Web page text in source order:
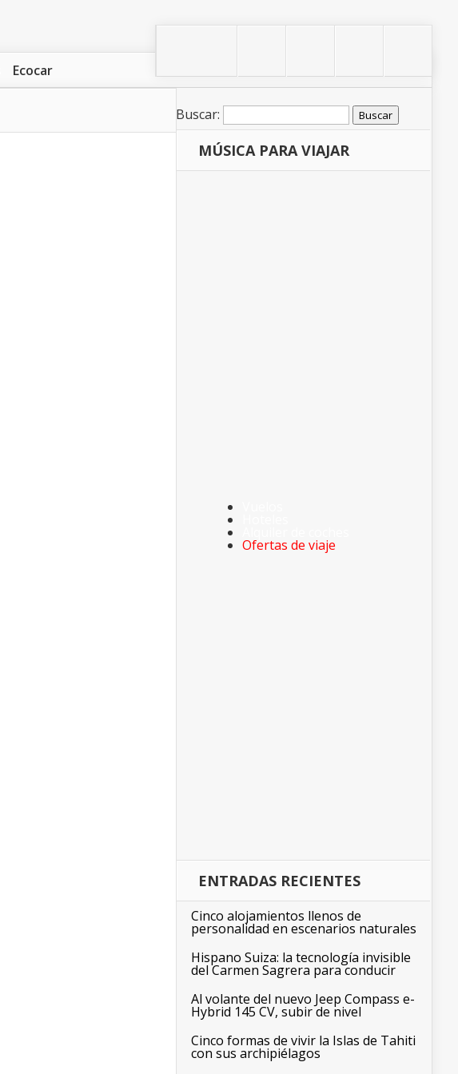
Ecocar
Buscar:
MÚSICA PARA VIAJAR
Ofertas de viaje
ENTRADAS RECIENTES
Cinco alojamientos llenos de
personalidad en escenarios naturales
Hispano Suiza: la tecnología invisible
del Carmen Sagrera para conducir
Al volante del nuevo Jeep Compass e-
Hybrid 145 CV, subir de nivel
Cinco formas de vivir la Islas de Tahiti
con sus archipiélagos